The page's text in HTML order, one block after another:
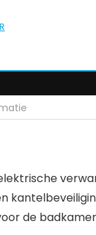
de badkamer